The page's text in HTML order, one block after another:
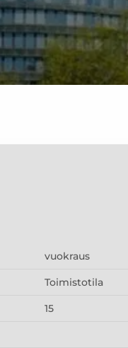
vuokraus
Toimistotila
15